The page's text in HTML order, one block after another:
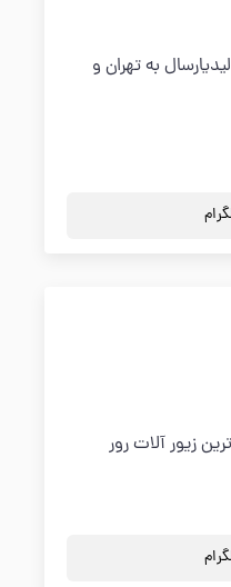
به تهران و
زیور آلات رور